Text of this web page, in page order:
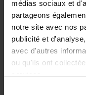
médias sociaux et
partageons
notre site avec nos
publicité et
avec d'autres
ou qu'ils ont
€